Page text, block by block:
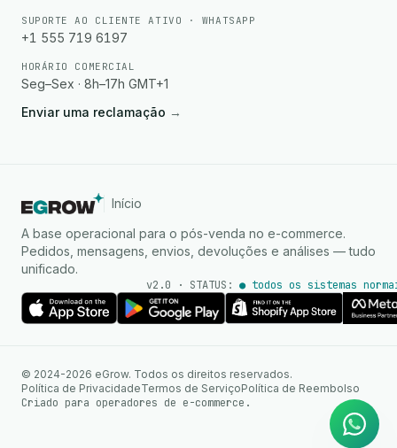
SUPORTE AO CLIENTE ATIVO · WHATSAPP
+1 555 719 6197
HORÁRIO COMERCIAL
Seg–Sex · 8h–17h GMT+1
Enviar uma reclamação →
Início
A base operacional para o pós-venda no e-commerce.
Pedidos, mensagens, envios, devoluções e análises — tudo
unificado.
v2.0 · STATUS: ● todos os sistemas
© 2024-2026 eGrow. Todos os direitos reservados.
Política de PrivacidadeTermos de ServiçoPolítica de Reembolso
Criado para operadores de e-commerce.
WhatsApp